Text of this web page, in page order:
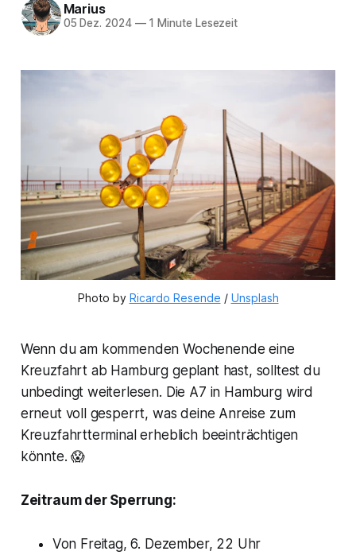
Marius
05 Dez. 2024 —1 Minute Lesezeit
Photo by Ricardo Resende / Unsplash
Wenn du am kommenden Wochenende eine
Kreuzfahrt ab Hamburg geplant hast, solltest du
unbedingt weiterlesen. Die A7 in Hamburg wird
erneut voll gesperrt, was deine Anreise zum
Kreuzfahrtterminal erheblich beeinträchtigen
könnte. 😱
Zeitraum der Sperrung:
Von Freitag, 6. Dezember, 22 Uhr